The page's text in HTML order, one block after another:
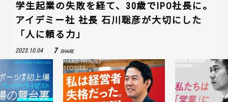
学生起業の失敗を経て、30歳でIPO社長に。
アイデミー社 社長 石川聡彦が大切にした
「人に頼る力」
2023.10.04 7 SHARE